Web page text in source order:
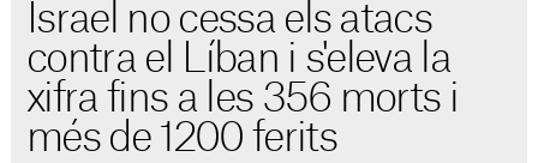
Israel no cessa els atacs
contra el Líban i s'eleva la
xifra fins a les 356 morts i
més de 1200 ferits